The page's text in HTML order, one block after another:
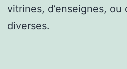
vitrines, d’enseignes,
diverses.